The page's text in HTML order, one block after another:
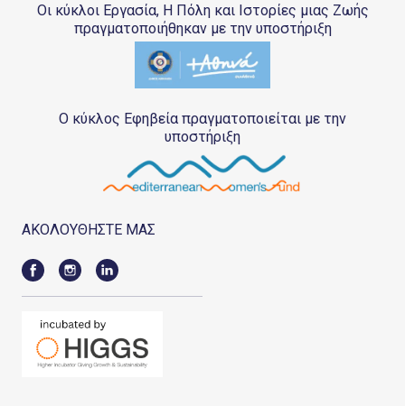
Οι κύκλοι Εργασία, Η Πόλη και Ιστορίες μιας Ζωής
πραγματοποιήθηκαν με την υποστήριξη
Ο κύκλος Εφηβεία πραγματοποιείται με την
υποστήριξη
ΑΚΟΛΟΥΘΗΣΤΕ ΜΑΣ